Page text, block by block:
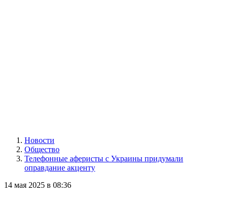
Новости
Общество
Телефонные аферисты с Украины придумали
оправдание акценту
14 мая 2025 в 08:36